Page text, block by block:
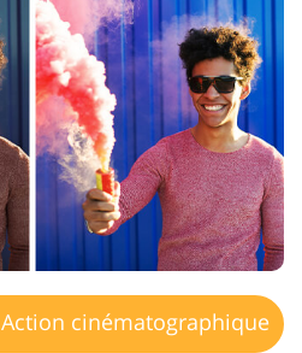
Action cinématographique